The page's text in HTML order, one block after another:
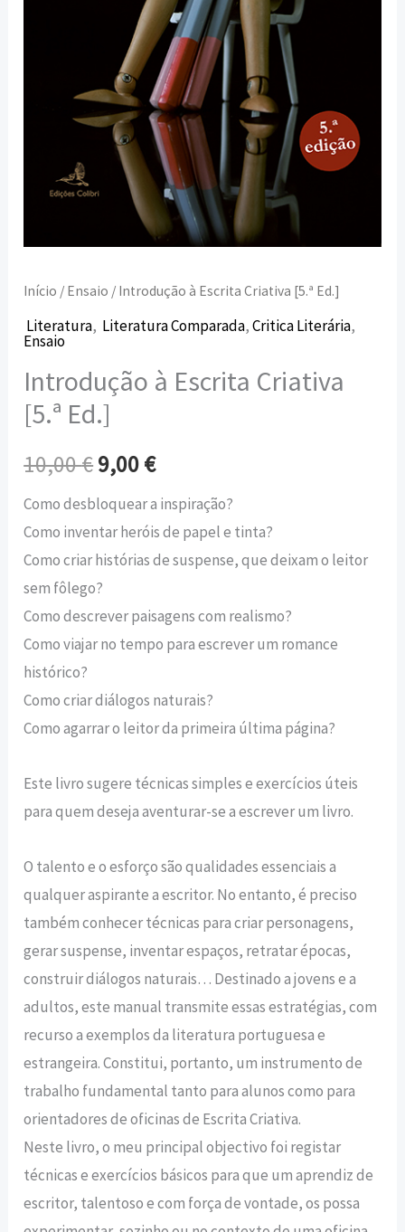
Início / Ensaio / Introdução à Escrita Criativa [5.ª Ed.]
Literatura, Literatura Comparada,Critica Literária,
Ensaio
Introdução à Escrita Criativa
[5.ª Ed.]
10,00€9,00€
Como desbloquear a inspiração?
Como inventar heróis de papel e tinta?
Como criar histórias de suspense, que deixam o leitor
sem fôlego?
Como descrever paisagens com realismo?
Como viajar no tempo para escrever um romance
histórico?
Como criar diálogos naturais?
Como agarrar o leitor da primeira última página?
Este livro sugere técnicas simples e exercícios úteis
para quem deseja aventurar-se a escrever um livro.
O talento e o esforço são qualidades essenciais a
qualquer aspirante a escritor. No entanto, é preciso
também conhecer técnicas para criar personagens,
gerar suspense, inventar espaços, retratar épocas,
construir diálogos naturais… Destinado a jovens e a
adultos, este manual transmite essas estratégias, com
recurso a exemplos da literatura portuguesa e
estrangeira. Constitui, portanto, um instrumento de
trabalho fundamental tanto para alunos como para
orientadores de oficinas de Escrita Criativa.
Neste livro, o meu principal objectivo foi registar
técnicas e exercícios básicos para que um aprendiz de
escritor, talentoso e com força de vontade, os possa